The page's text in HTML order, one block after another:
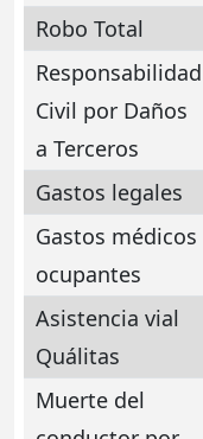
Robo Total
Responsabilidad
Civil por Daños
a Terceros
Gastos legales
Gastos médicos
ocupantes
Asistencia vial
Quálitas
Muerte del